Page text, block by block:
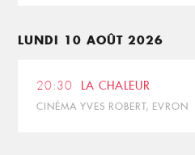
LUNDI 10 AOÛT 2026
20:30 LA CHALEUR
CINÉMA YVES ROBERT, EVRON